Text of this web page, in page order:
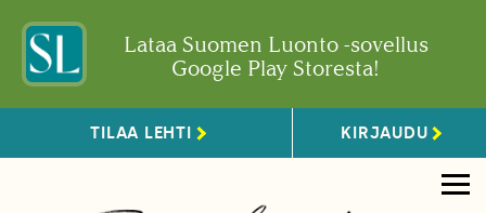
Lataa Suomen Luonto -sovellus
Google Play Storesta!
TILAA LEHTI KIRJAUDU